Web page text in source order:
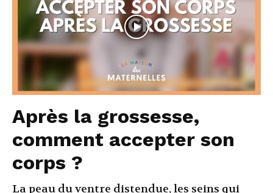
Après la grossesse,
comment accepter son
corps ?
La peau du ventre distendue, les seins qui